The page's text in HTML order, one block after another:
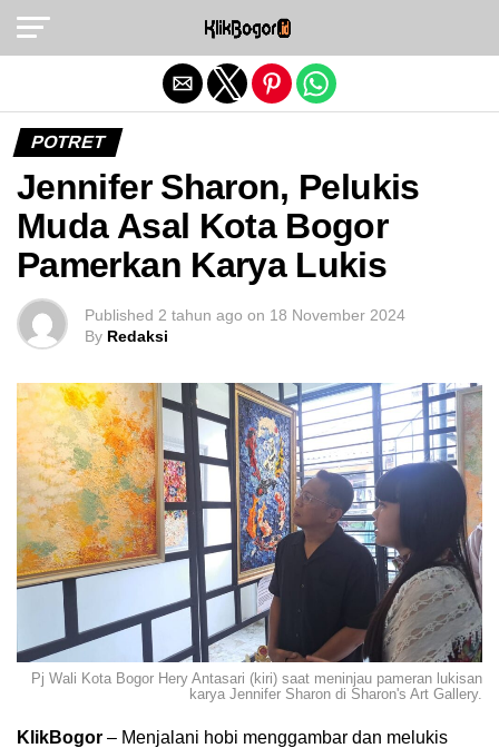
POTRET
Jennifer Sharon, Pelukis
Muda Asal Kota Bogor
Pamerkan Karya Lukis
Published 2 tahun ago on 18 November 2024
By Redaksi
Pj Wali Kota Bogor Hery Antasari (kiri) saat meninjau pameran lukisan
karya Jennifer Sharon di Sharon's Art Gallery.
KlikBogor – Menjalani hobi menggambar dan melukis
Exit mobile version